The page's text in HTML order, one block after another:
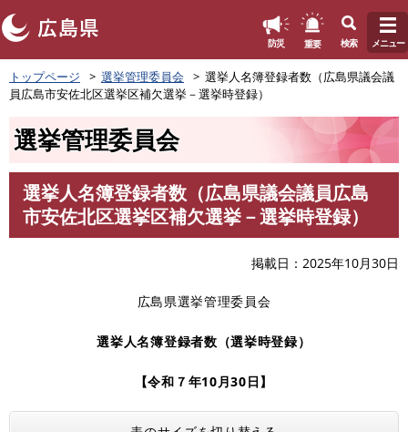
ペ
ー
ジ
防災 重要 検索 メニュー
トップページ 選挙管理委員会
選挙人名簿登録者数（広島県議会議
員広島市安佐北区選挙区補欠選挙－選挙時登録）
選挙管理委員会
選挙人名簿登録者数（広島県議会議員広島
市安佐北区選挙区補欠選挙－選挙時登録）
掲載日 2025年10月30日
広島県選挙管理委員会
選挙人名簿登録者数（選挙時登録）
【令和７年10月30日】